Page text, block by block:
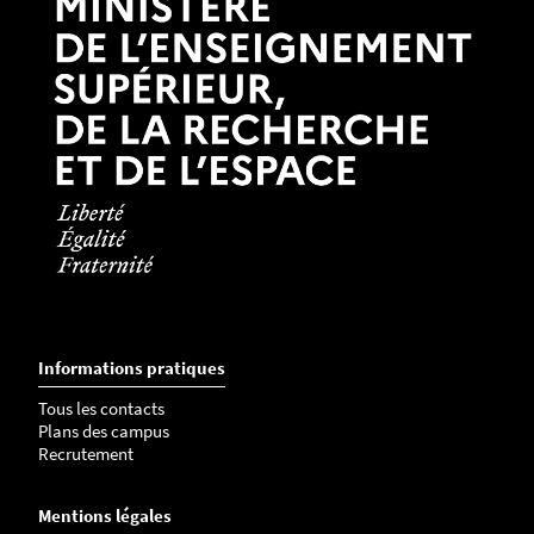
Informations pratiques
Tous les contacts
Plans des campus
Recrutement
Mentions légales